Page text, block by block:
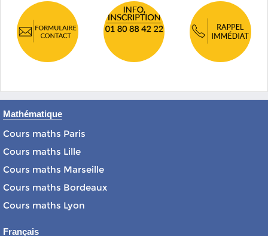
Mathématique
Cours maths Paris
Cours maths Lille
Cours maths Marseille
Cours maths Bordeaux
Cours maths Lyon
Français